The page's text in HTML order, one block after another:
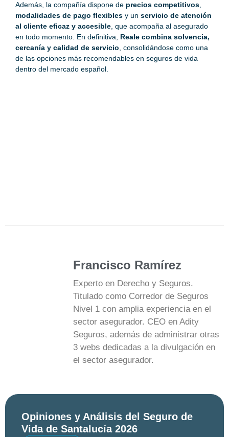
Además, la compañía dispone de precios competitivos
modalidades de pago flexibles y un servicio de atención
al cliente eficaz y accesible , que acompaña al asegurado
en todo momento. En definitiva, Reale combina solvencia,
cercanía y calidad de servicio , consolidándose como una
de las opciones más recomendables en seguros de vida
dentro del mercado español.
Francisco Ramírez
Experto en Derecho y Seguros.
Titulado como Corredor de Seguros
Nivel 1 con amplia experiencia en el
sector asegurador. CEO en Adity
Seguros, además de administrar otras
3 webs dedicadas a la divulgación en
el sector asegurador.
Opiniones y Análisis del Seguro de
Vida de Santalucía 2026